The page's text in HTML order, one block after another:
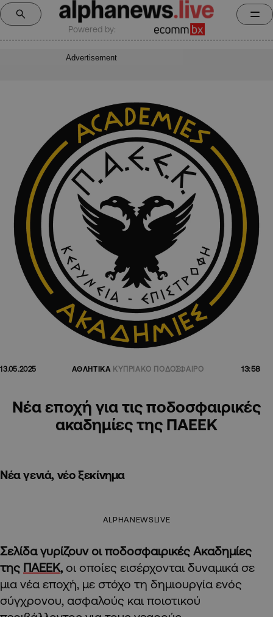
Powered by:
Advertisement
13.05.2025 ΑΘΛΗΤΙΚΑ ΚΥΠΡΙΑΚΟ ΠΟΔΟΣΦΑΙΡΟ 13:58
Νέα εποχή για τις ποδοσφαιρικές
ακαδημίες της ΠΑΕΕΚ
Νέα γενιά, νέο ξεκίνημα
ALPHANEWSLIVE
Σελίδα γυρίζουν οι ποδοσφαιρικές Ακαδημίες
της ΠΑΕΕΚ, οι οποίες εισέρχονται δυναμικά σε
μια νέα εποχή, με στόχο τη δημιουργία ενός
σύγχρονου, ασφαλούς και ποιοτικού